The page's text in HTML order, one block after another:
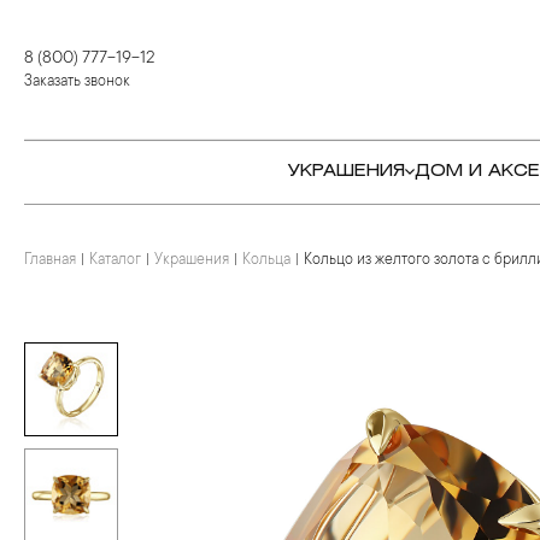
8 (800) 777-19-12
Заказать звонок
УКРАШЕНИЯ
КОЛЬЦА
ПОДВЕСКИ И КРЕСТЫ
БРОШИ
ЦЕПИ
ДОМ И
СТОЛОВЫЕ ПРИБОРЫ
ДЛЯ ЧАЯ
ДЛЯ КОФЕ
ДЕТЯМ
КОЛЬЦА
БРАСЛЕТЫ
КОЛЬЕ И ПОДВЕСКИ
КАМНЕРЕЗНОЕ
Главная Каталог Украшения Кольца Кольцо из желтого золота с